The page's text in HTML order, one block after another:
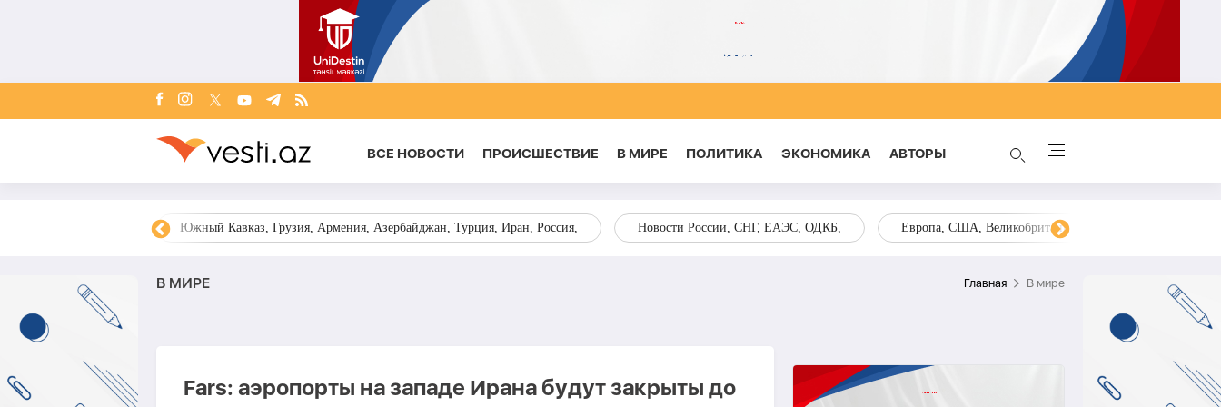
ВСЕ НОВОСТИ ПРОИСШЕСТВИЕ В МИРЕ ПОЛИТИКА ЭКОНОМИКА AВТОРЫ
Южный Кавказ, Грузия, Армения, Азербайджан, Турция, Иран, Россия, Новости России, СНГ, ЕАЭС, ОДКБ, Европа, США, Великобритания, Украина, Запад,
В МИРЕ Главная В мире
Fars: аэропорты на западе Ирана будут закрыты до